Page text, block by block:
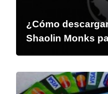
¿Cómo
Shaolin Monks